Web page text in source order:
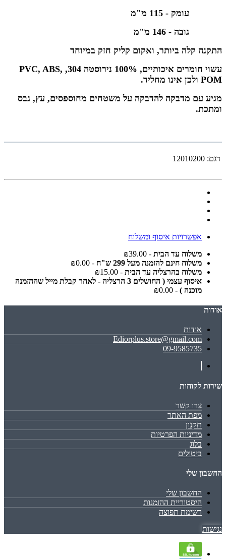
עומק - 115 מ"מ
גובה - 146 מ"מ
התקנה קלה ביותר, ואקום קליק חזק במיוחד
עשוי חומרים איכותיים, 100% נירוסטה 304, PVC, ABS,
POM ולכן אינו מחליד.
מגיע עם מדבקה להדבקה על משטחים מחוספסים, עץ, גבס
ומתכת.
דגם: 12010200
אפשרויות איסוף ומשלוח
משלוח עד הבית - ₪39.00
משלוח חינם להזמנה מעל 299 ש"ח
- ₪0.00
משלוח בהרצליה עד הבית - ₪15.00
איסוף עצמי ( החושלים 3 הרצליה - לאחר קבלת מייל שההזמנה
מוכנה ) - ₪0.00
אודות
אודות
Ediorplus.store@gmail.com
09-9585735
שירות לקוחות
צרו קשר
מפת האתר
תקנון
מדיניות הפרטיות
בלוג
ביטולים
החשבון שלי
החשבון שלי
היסטוריית ההזמנות
רשימת תפוצה
נגישות